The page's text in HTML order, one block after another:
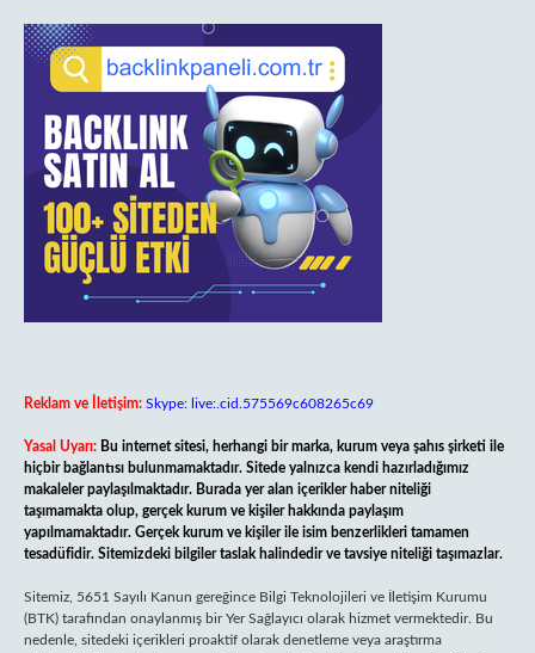
Reklam ve İletişim: Skype: live:.cid.575569c608265c69
Yasal Uyarı: Bu internet sitesi, herhangi bir marka, kurum veya şahıs şirketi ile
hiçbir bağlantısı bulunmamaktadır. Sitede yalnızca kendi hazırladığımız
makaleler paylaşılmaktadır. Burada yer alan içerikler haber niteliği
taşımamakta olup, gerçek kurum ve kişiler hakkında paylaşım
yapılmamaktadır. Gerçek kurum ve kişiler ile isim benzerlikleri tamamen
tesadüfidir. Sitemizdeki bilgiler taslak halindedir ve tavsiye niteliği taşımazlar.
Sitemiz, 5651 Sayılı Kanun gereğince Bilgi Teknolojileri ve İletişim Kurumu
(BTK) tarafından onaylanmış bir Yer Sağlayıcı olarak hizmet vermektedir. Bu
nedenle, sitedeki içerikleri proaktif olarak denetleme veya araştırma